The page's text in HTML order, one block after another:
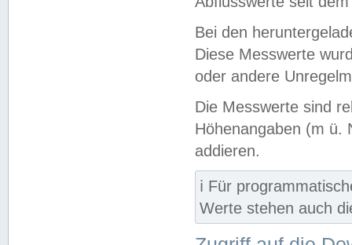
Bei den
Diese Messwerte
oder andere
Die Messwerte sind
Höhenangaben (m ü.
addieren.
ℹ️ Für
Werte stehen auch